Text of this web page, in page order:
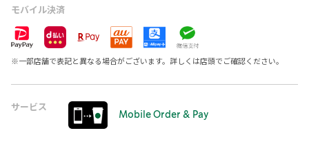
モバイル決済
※一部店舗で表記と異なる場合がございます。詳しくは店頭でご確認ください。
サービス
Mobile Order & Pay